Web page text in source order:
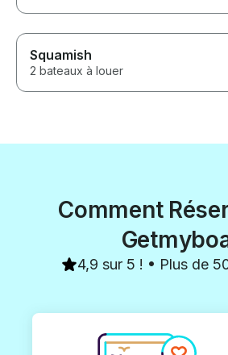
Squamish
2 bateaux à louer
Comment
4,9 sur 5 ! • Plus de